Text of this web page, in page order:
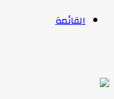
القائمة